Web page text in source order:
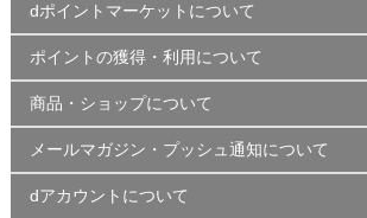
dポイントマーケットについて
ポイントの獲得・利用について
商品・ショップについて
メールマガジン・プッシュ通知について
dアカウントについて